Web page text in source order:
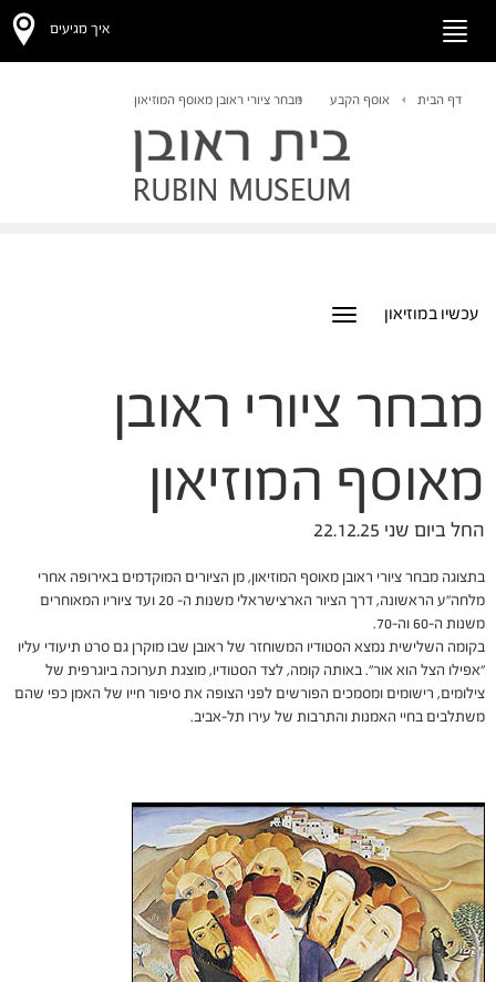
Toggle
איך מגיעים
דף הבית אוסף הקבע מבחר ציורי ראובן מאוסף המוזיאון
עכשיו במוזיאון
Toggle
מבחר ציורי ראובן
מאוסף המוזיאון
החל ביום שני 22.12.25
בתצוגה מבחר ציורי ראובן מאוסף המוזיאון, מן הציורים המוקדמים באירופה אחרי
מלחה"ע הראשונה, דרך הציור הארצישראלי משנות ה- 20 ועד ציוריו המאוחרים
משנות ה-60 וה-70.
בקומה השלישית נמצא הסטודיו המשוחזר של ראובן שבו מוקרן גם סרט תיעודי עליו
"אפילו הצל הוא אור". באותה קומה, לצד הסטודיו, מוצגת תערוכה ביוגרפית של
צילומים, רישומים ומסמכים הפורשים לפני הצופה את סיפור חייו של האמן כפי שהם
משתלבים בחיי האמנות והתרבות של עירו תל-אביב.